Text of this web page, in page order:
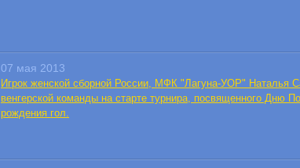
07 мая 2013
Игрок женской сборной России, МФК "Лагуна-УОР" Наталья
венгерской команды на старте турнира, посвященного Дню
рождения гол.